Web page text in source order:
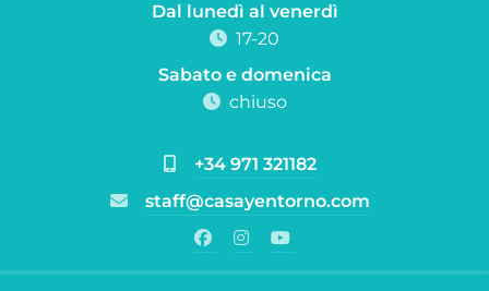
Dal lunedì al venerdì
17-20
Sabato e domenica
chiuso
+34 971 321182
staff@casayentorno.com